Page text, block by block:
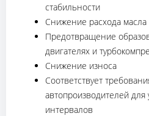
стабильности
Снижение расхода масла
Предотвращение
двигателях и
Снижение износа
Соответствует
автопроизводителей
интервалов